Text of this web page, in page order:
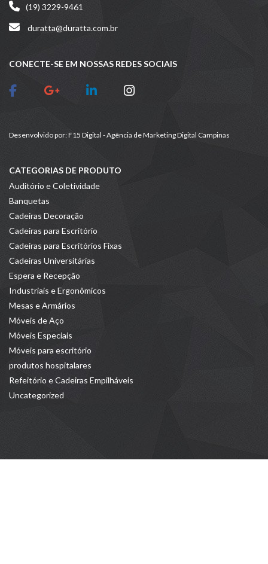
(19) 3229-9461
duratta@duratta.com.br
CONECTE-SE EM NOSSAS REDES SOCIAIS
Desenvolvido por:F15 Digital - Agência de Marketing Digital Campinas
CATEGORIAS DE PRODUTO
Auditório e Coletividade
Banquetas
Cadeiras Decoração
Cadeiras para Escritório
Cadeiras para Escritórios Fixas
Cadeiras Universitárias
Espera e Recepção
Industriais e Ergonômicos
Mesas e Armários
Móveis de Aço
Móveis Especiais
Móveis para escritório
produtos hospitalares
Refeitório e Cadeiras Empilháveis
Uncategorized